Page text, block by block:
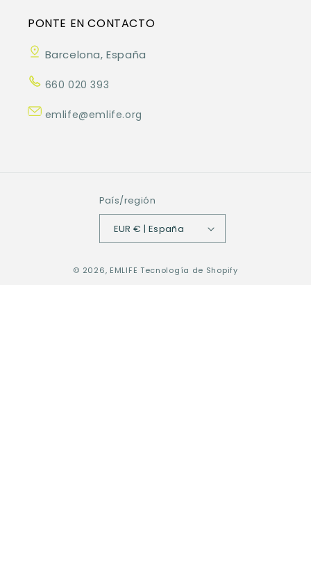
PONTE EN CONTACTO
Barcelona, España
660 020 393
emlife@emlife.org
País/región
EUR € | España
© 2026, EMLIFE Tecnología de Shopify